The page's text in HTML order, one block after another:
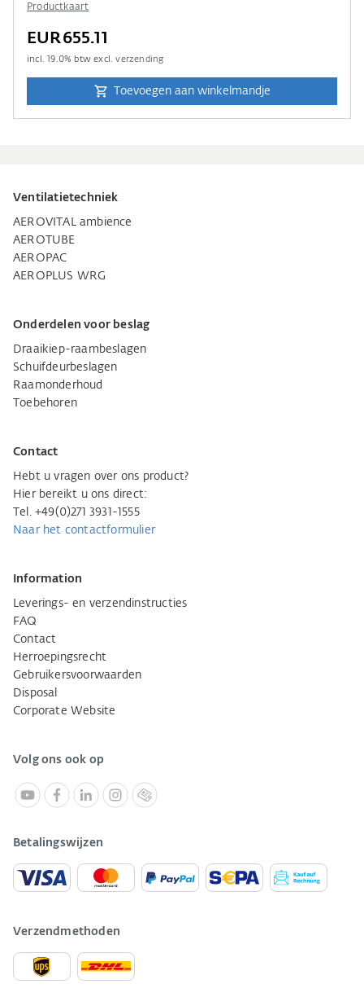
Productkaart
EUR655.11
incl.19.0% btw excl.verzending
Toevoegen aan winkelmandje
Ventilatietechniek
AEROVITAL ambience
AEROTUBE
AEROPAC
AEROPLUS WRG
Onderdelen voor beslag
Draaikiep-raambeslagen
Schuifdeurbeslagen
Raamonderhoud
Toebehoren
Contact
Hebt u vragen over ons product?
Hier bereikt u ons direct:
Tel. +49(0)271 3931-1555
Naar het contactformulier
Information
Leverings- en verzendinstructies
FAQ
Contact
Herroepingsrecht
Gebruikersvoorwaarden
Disposal
Corporate Website
Volg ons ook op
Betalingswijzen
Verzendmethoden